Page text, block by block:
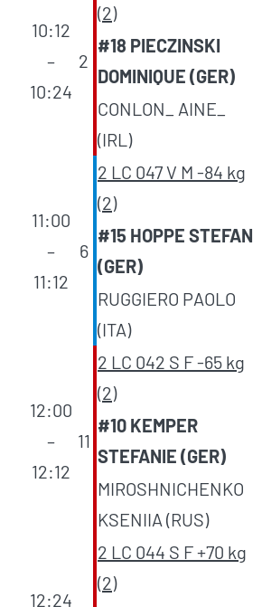
10:12
–
10:24
2
(2)
#18 PIECZINSKI
DOMINIQUE (GER)
CONLON_ AINE_
(IRL)
11:00
–
11:12
6
2 LC 047 V M -84 kg
(2)
#15 HOPPE STEFAN
(GER)
RUGGIERO PAOLO
(ITA)
12:00
–
12:12
11
2 LC 042 S F -65 kg
(2)
#10 KEMPER
STEFANIE (GER)
MIROSHNICHENKO
KSENIIA (RUS)
12:24
2 LC 044 S F +70 kg
(2)